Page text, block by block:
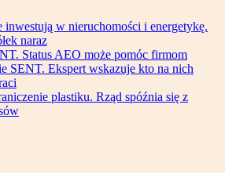
inwestują w nieruchomości i energetykę.
naraz
Status AEO może pomóc firmom
SENT. Ekspert wskazuje kto na nich
plastiku. Rząd spóźnia się z